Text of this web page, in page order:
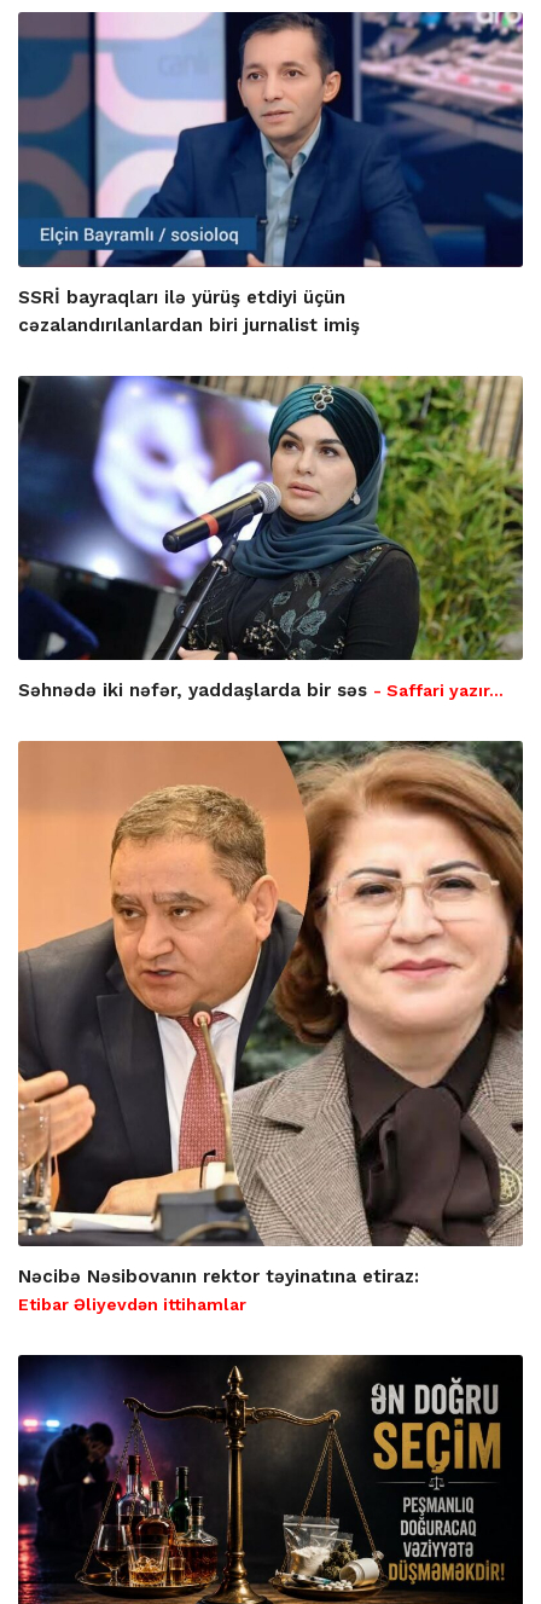
SSRİ bayraqları ilə yürüş etdiyi üçün
cəzalandırılanlardan biri jurnalist imiş
Səhnədə iki nəfər, yaddaşlarda bir səs - Saffari yazır…
Nəcibə Nəsibovanın rektor təyinatına etiraz:
Etibar Əliyevdən ittihamlar